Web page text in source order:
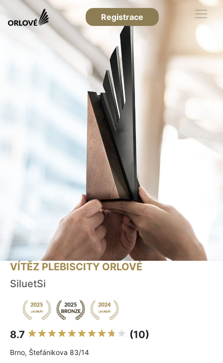
Registrace
VÍTĚZ PLEBISCITY ORLOVÉ
SiluetSi
8.7 (10)
Brno, Štefánikova 83/14